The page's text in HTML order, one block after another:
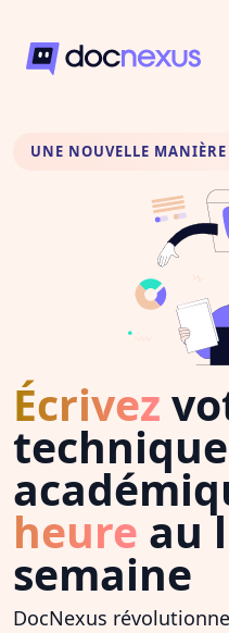
UNE NOUVELLE
Écrivez
technique
heure au
semaine
DocNexus